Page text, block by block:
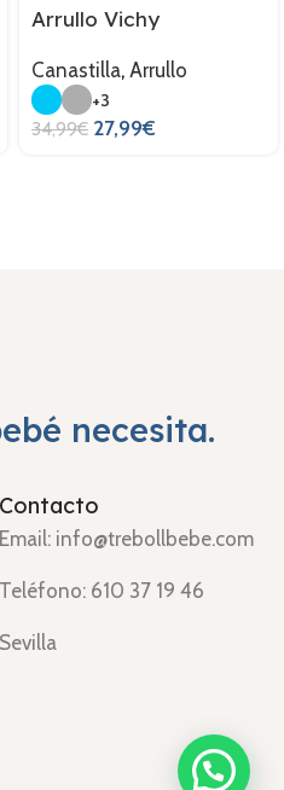
Arrullo Vichy
Canastilla, Arrullo
+3
34,99€ 27,99€
necesita.
Contacto
Email: info@trebollbebe.com
Teléfono: 610 37 19 46
Sevilla